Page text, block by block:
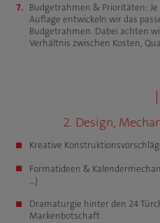
Budgetrahmen & Prioritäten:
Auflage entwickeln wir das
Budgetrahmen. Dabei achten
Verhältnis zwischen Kosten,
2. Design,
Kreative
Formatideen &
…)
Dramaturgie hinter den 24
Markenbotschaft